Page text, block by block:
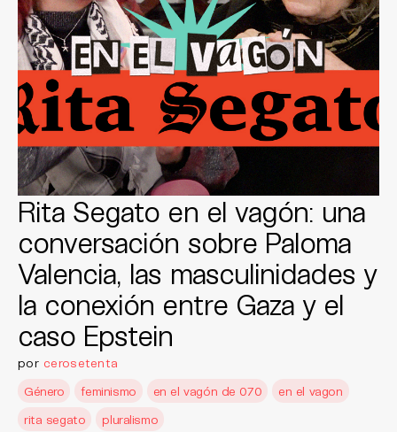
Rita Segato en el vagón: una
conversación sobre Paloma
Valencia, las masculinidades y
la conexión entre Gaza y el
caso Epstein
por cerosetenta
Género
feminismo en el vagón de 070
en el vagon
rita segato
pluralismo